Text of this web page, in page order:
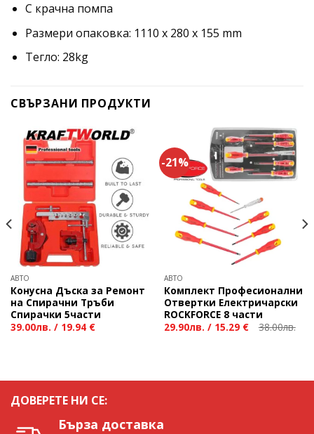
С крачна помпа
Размери опаковка: 1110 x 280 x 155 mm
Тегло: 28kg
СВЪРЗАНИ ПРОДУКТИ
АВТО
Конусна Дъска за Ремонт
на Спирачни Тръби
Спирачки 5части
39.00лв. / 19.94 €
-21%
АВТО
Комплект Професионални
Отвертки Електричарски
ROCKFORCE 8 части
29.90лв. / 15.29 € 38.00лв.
ДОВЕРЕТЕ НИ СЕ:
Бърза доставка